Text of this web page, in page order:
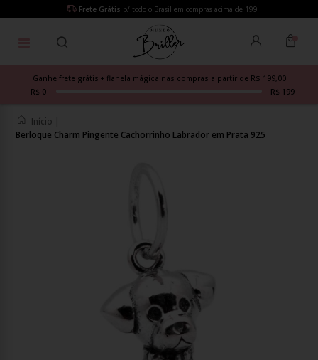
Frete Grátis p/ todo o Brasil em compras acima de 199
Ganhe frete grátis + flanela mágica nas compras a partir de R$ 199,00
R$ 0
R$ 199
Início |
Berloque Charm Pingente Cachorrinho Labrador em Prata 925